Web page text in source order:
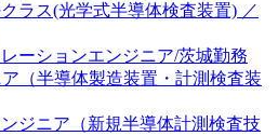
ラス(光学式半導体検査装置) ／
ーションエンジニア/茨城勤務
（半導体製造装置・計測検査装
ジニア（新規半導体計測検査技